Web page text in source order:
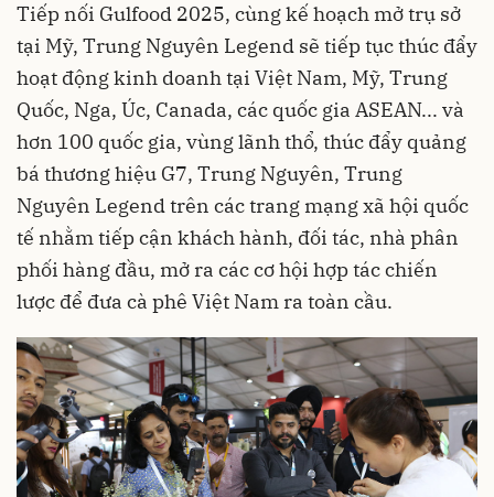
Tiếp nối Gulfood 2025, cùng kế hoạch mở trụ sở
tại Mỹ, Trung Nguyên Legend sẽ tiếp tục thúc đẩy
hoạt động kinh doanh tại Việt Nam, Mỹ, Trung
Quốc, Nga, Úc, Canada, các quốc gia ASEAN... và
hơn 100 quốc gia, vùng lãnh thổ, thúc đẩy quảng
bá thương hiệu G7, Trung Nguyên, Trung
Nguyên Legend trên các trang mạng xã hội quốc
tế nhằm tiếp cận khách hành, đối tác, nhà phân
phối hàng đầu, mở ra các cơ hội hợp tác chiến
lược để đưa cà phê Việt Nam ra toàn cầu.